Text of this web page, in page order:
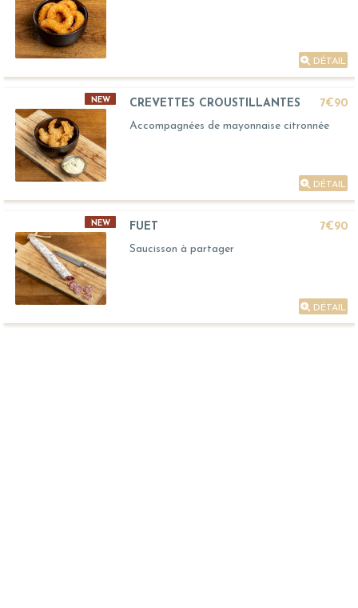
DÉTAIL
NEW CREVETTES CROUSTILLANTES
7€90
Accompagnées de mayonnaise citronnée
DÉTAIL
NEW FUET
7€90
Saucisson à partager
DÉTAIL